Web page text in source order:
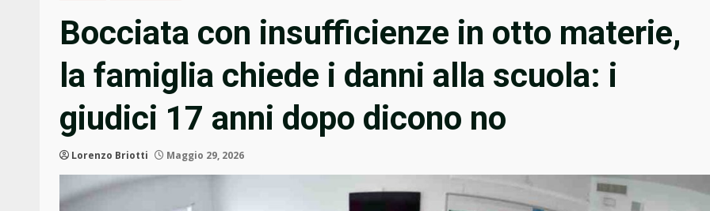
Bocciata con insufficienze in otto materie,
la famiglia chiede i danni alla scuola: i
giudici 17 anni dopo dicono no
Lorenzo Briotti Maggio 29, 2026